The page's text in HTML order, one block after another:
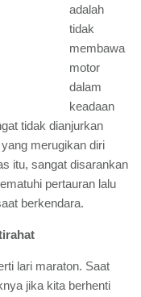
adalah
tidak
membawa
motor
dalam
keadaan
tidak dianjurkan
merugikan diri
itu, sangat disarankan
pertauran lalu
berkendara.
lari maraton. Saat
jika kita berhenti